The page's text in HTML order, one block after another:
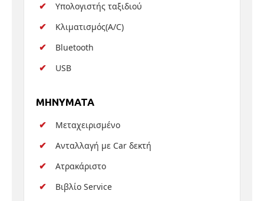
Υπολογιστής ταξιδιού
Κλιματισμός(A/C)
Bluetooth
USB
MHNYMATA
Μεταχειρισμένο
Ανταλλαγή με Car δεκτή
Ατρακάριστο
Βιβλίο Service